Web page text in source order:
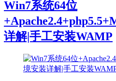
Win7系统64位
详解|手工安装WAMP